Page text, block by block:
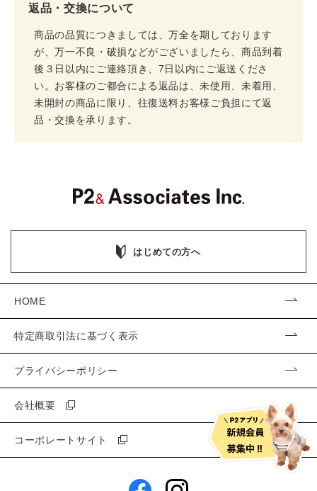
返品・交換について
商品の品質につきましては、万全を期しております
が、万一不良・破損などがございましたら、商品到着
後３日以内にご連絡頂き、7日以内にご返送くださ
い。お客様のご都合による返品は、未使用、未着用、
未開封の商品に限り、往復送料お客様ご負担にて返
品・交換を承ります。
はじめての方へ
HOME
特定商取引法に基づく表示
プライバシーポリシー
会社概要
コーポレートサイト